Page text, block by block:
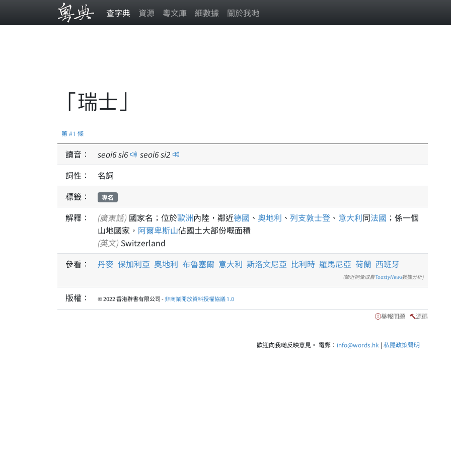
查字典 資源 粵文庫 細數據 關於我哋
「瑞士」
第 #1 條
讀音： seoi6si6 seoi6si2
詞性：
名詞
標籤：
專名
解釋： (廣東話) 國家名；位於歐洲內陸，鄰近德國 、 奧地利 、 列支敦士登 、 意大利同法國 ；係一個
山地國家， 阿爾卑斯山佔國土大部份嘅面積
(英文) Switzerland
參看：
丹麥 保加利亞 奧地利 布魯塞爾 意大利 斯洛文尼亞 比利時 羅馬尼亞 荷蘭 西班牙
(類近詞彙取自ToastyNews數據分析)
版權： © 2022 香港辭書有限公司 -非商業開放資料授權協議 1.0
舉報問題 源碼
歡迎向我哋反映意見。 電郵： info@words.hk | 私隱政策聲明